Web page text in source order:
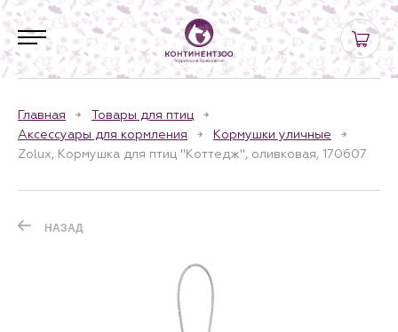
Главная
Товары для птиц
Аксессуары для кормления
Кормушки уличные
Zolux, Кормушка для птиц "Коттедж", оливковая, 170607
НАЗАД